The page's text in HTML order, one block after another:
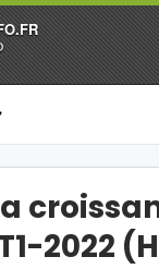
2022